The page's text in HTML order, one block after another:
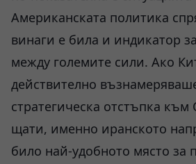
Американската политика
винаги е била и индикатор
между големите сили. Ако
действително
стратегическа отстъпка
щати, именно иранското
било най-удобното място за